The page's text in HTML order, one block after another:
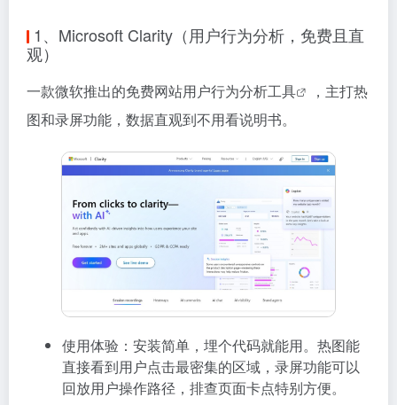
1、Microsoft Clarity（用户行为分析，免费且直
观）
一款微软推出的免费网站用户行为分析工具
，主打热
图和录屏功能，数据直观到不用看说明书。
使用体验：安装简单，埋个代码就能用。热图能
直接看到用户点击最密集的区域，录屏功能可以
回放用户操作路径，排查页面卡点特别方便。